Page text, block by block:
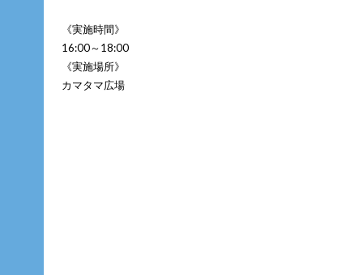
《実施時間》
16:00～18:00
《実施場所》
カマタマ広場